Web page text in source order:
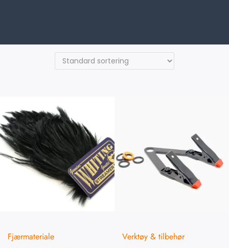
Fjærmateriale Verktøy & tilbehør